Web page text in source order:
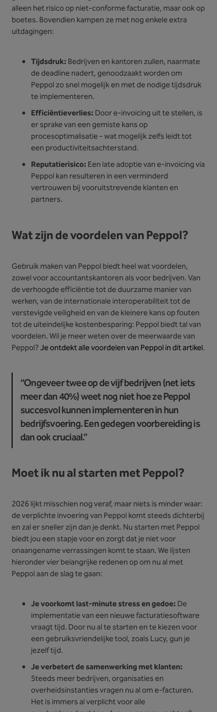
alleen het risico op niet-conforme facturatie, maar ook op
boetes. Bovendien kampen ze met nog enkele extra
uitdagingen:
Tijdsdruk: Bedrijven en kantoren zullen, naarmate
de deadline nadert, genoodzaakt worden om
Peppol zo snel mogelijk en met de nodige tijdsdruk
te implementeren.
Efficiëntieverlies: Door e-invoicing uit te stellen, is
er sprake van een gemiste kans op
procesoptimalisatie - wat mogelijk zelfs leidt tot
een productiviteitsachterstand.
Reputatierisico: Een late adoptie van e-invoicing via
Peppol kan resulteren in een verminderd
vertrouwen bij vooruitstrevende klanten en
partners.
Wat zijn de voordelen van Peppol?
Gebruik maken van Peppol biedt heel wat voordelen,
zowel voor accountantskantoren als voor bedrijven. Van
de verhoogde efficiëntie tot de duurzame manier van
werken, van de internationale interoperabiliteit tot de
verstevigde veiligheid en van de kleinere kans op fouten
tot de uiteindelijke kostenbesparing: Peppol biedt tal van
voordelen. Wil je meer weten over de meerwaarde van
Peppol?Je ontdekt alle voordelen van Peppol in dit artikel.
“Ongeveer twee op de vijf bedrijven (net iets
meer dan 40%) weet nog niet hoe ze Peppol
succesvol kunnen implementeren in hun
bedrijfsvoering. Een gedegen voorbereiding is
dan ook cruciaal.”
Moet ik nu al starten met Peppol?
2026 lijkt misschien nog veraf, maar niets is minder waar:
de verplichte invoering van Peppol komt steeds dichterbij
en zal er sneller zijn dan je denkt. Nu starten met Peppol
biedt jou een stapje voor en zorgt dat je niet voor
onaangename verrassingen komt te staan. We lijsten
hieronder vier belangrijke redenen op om nu al met
Peppol aan de slag te gaan:
Je voorkomt last-minute stress en gedoe: De
implementatie van een nieuwe facturatiesoftware
vraagt tijd. Door nu al te starten en te kiezen voor
een gebruiksvriendelijke tool, zoals Lucy, gun je
jezelf tijd.
Je verbetert de samenwerking met klanten:
Steeds meer bedrijven, organisaties en
overheidsinstanties vragen nu al om e-facturen.
Het is immers al verplicht voor alle